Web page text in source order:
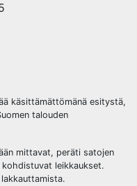
käsittämättömänä esitystä,
talouden
mittavat, peräti satojen
leikkaukset.